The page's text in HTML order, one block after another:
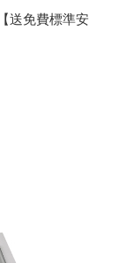
送免費標準安